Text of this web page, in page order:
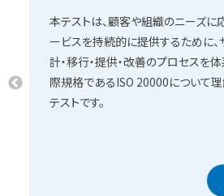
本テストは、顧客や組織のニーズ
ービスを持続的に提供するために、
計・移行・提供・改善のプロセスを
際規格であるISO 20000について
テストです。